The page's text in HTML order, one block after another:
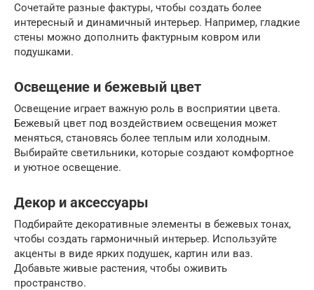
Сочетайте разные фактуры, чтобы создать более
интересный и динамичный интерьер. Например, гладкие
стены можно дополнить фактурным ковром или
подушками.
Освещение и бежевый цвет
Освещение играет важную роль в восприятии цвета.
Бежевый цвет под воздействием освещения может
меняться, становясь более теплым или холодным.
Выбирайте светильники, которые создают комфортное
и уютное освещение.
Декор и аксессуары
Подбирайте декоративные элементы в бежевых тонах,
чтобы создать гармоничный интерьер. Используйте
акценты в виде ярких подушек, картин или ваз.
Добавьте живые растения, чтобы оживить
пространство.